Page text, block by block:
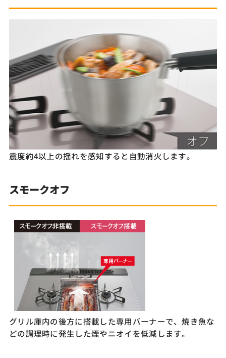
震度約4以上の揺れを感知すると自動消火します。
スモークオフ
グリル庫内の後方に搭載した専用バーナーで、焼き魚な
どの調理時に発生した煙やニオイを低減します。